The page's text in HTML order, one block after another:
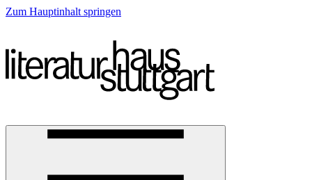
Zum Hauptinhalt springen